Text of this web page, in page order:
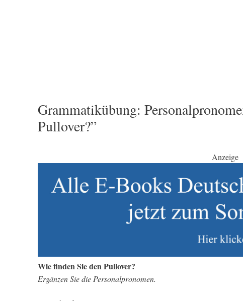
Grammatikübung:
Pullover?”
Anzeige
Wie finden Sie den Pullover?
Ergänzen Sie die Personalpronomen.